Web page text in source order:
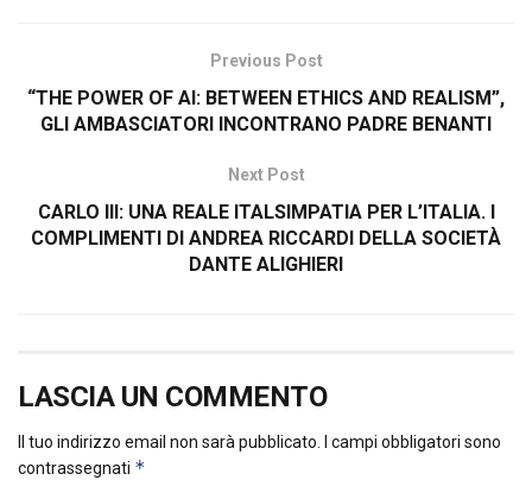
Previous Post
“THE POWER OF AI: BETWEEN ETHICS AND REALISM”,
GLI AMBASCIATORI INCONTRANO PADRE BENANTI
Next Post
CARLO III: UNA REALE ITALSIMPATIA PER L’ITALIA. I
COMPLIMENTI DI ANDREA RICCARDI DELLA SOCIETÀ
DANTE ALIGHIERI
LASCIA UN COMMENTO
Il tuo indirizzo email non sarà pubblicato.
I campi obbligatori sono
contrassegnati *